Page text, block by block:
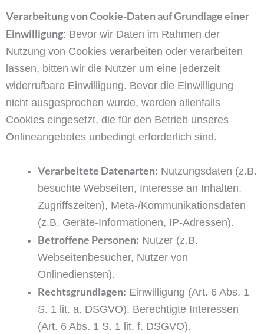
Verarbeitung von Cookie-Daten auf Grundlage einer
Einwilligung: Bevor wir Daten im Rahmen der
Nutzung von Cookies verarbeiten oder verarbeiten
lassen, bitten wir die Nutzer um eine jederzeit
widerrufbare Einwilligung. Bevor die Einwilligung
nicht ausgesprochen wurde, werden allenfalls
Cookies eingesetzt, die für den Betrieb unseres
Onlineangebotes unbedingt erforderlich sind.
Verarbeitete Datenarten: Nutzungsdaten (z.B.
besuchte Webseiten, Interesse an Inhalten,
Zugriffszeiten), Meta-/Kommunikationsdaten
(z.B. Geräte-Informationen, IP-Adressen).
Betroffene Personen: Nutzer (z.B.
Webseitenbesucher, Nutzer von
Onlinediensten).
Rechtsgrundlagen: Einwilligung (Art. 6 Abs. 1
S. 1 lit. a. DSGVO), Berechtigte Interessen
(Art. 6 Abs. 1 S. 1 lit. f. DSGVO).